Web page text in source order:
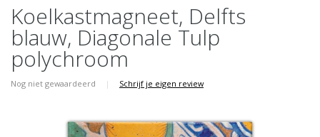
Koelkastmagneet, Delfts
blauw, Diagonale Tulp
polychroom
Nog niet gewaardeerd | Schrijf je eigen review